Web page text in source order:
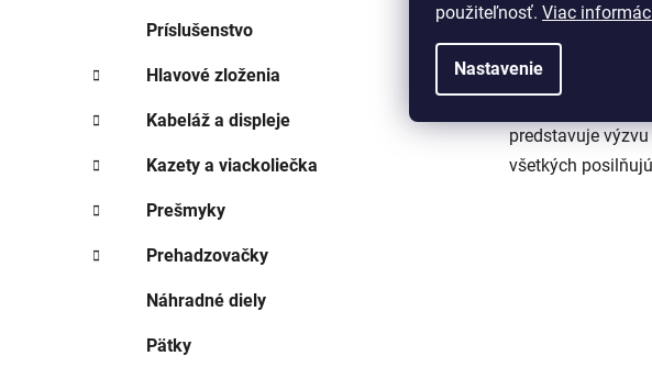
použiteľnosť. Viac
Nastavenie
Príslušenstvo
Hlavové zloženia
Kabeláž a displeje
Kazety a viackoliečka
Prešmyky
Prehadzovačky
Náhradné diely
Pätky
spoľahlivosťou a
od zbytku sveta
prepracovanú
predstavuje
všetkých